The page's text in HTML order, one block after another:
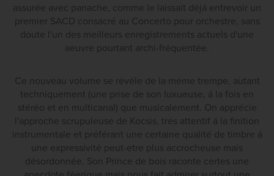
assurée avec panache, comme le laissait déjá entrevoir un
premier SACD consacré au Concerto pour orchestre, sans
doute l'un des meilleurs enregistrements actuels d'une
aeuvre pourtant archi-fréquentée.
Ce nouveau volume se révéle de la méme trempe, autant
techniquement (une prise de son luxueuse, á la fois en
stéréo et en multicanal) que musicalement. On apprécie
l'approche scrupuleuse de Kocsis, trés attentif á la finition
instrumentale et préférant une certaine qualité de timbre á
une expressivité peut-etre plus accrocheuse mais
désordonnée. Son Prince de bois raconte certes une